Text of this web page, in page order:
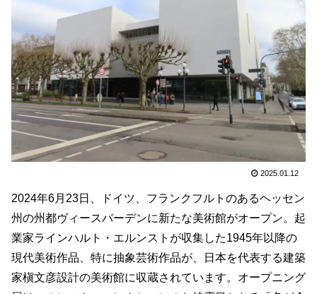
2025.01.12
2024年6月23日、ドイツ、フランクフルトのあるヘッセン
州の州都ヴィースバーデンに新たな美術館がオープン。起
業家ラインハルト・エルンストが収集した1945年以降の
現代美術作品、特に抽象芸術作品が、日本を代表する建築
家槇文彦設計の美術館に収蔵されています。オープニング